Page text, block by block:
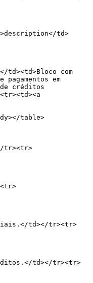
td>
td><td>Bloco com
em
créditos
table>
tr><tr>
td></tr><tr>
td></tr><tr>